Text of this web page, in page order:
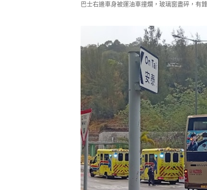
巴士右邊車身被運油車撞爛，玻璃窗盡碎，有